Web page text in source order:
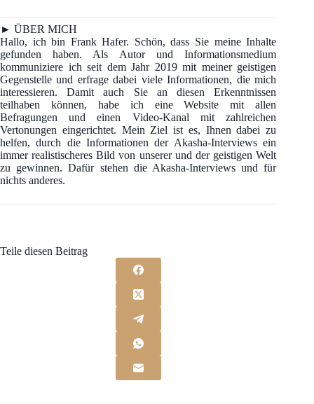
► ÜBER MICH
Hallo, ich bin Frank Hafer. Schön, dass Sie meine Inhalte
gefunden haben. Als Autor und Informationsmedium
kommuniziere ich seit dem Jahr 2019 mit meiner geistigen
Gegenstelle und erfrage dabei viele Informationen, die mich
interessieren. Damit auch Sie an diesen Erkenntnissen
teilhaben können, habe ich eine Website mit allen
Befragungen und einen Video-Kanal mit zahlreichen
Vertonungen eingerichtet. Mein Ziel ist es, Ihnen dabei zu
helfen, durch die Informationen der Akasha-Interviews ein
immer realistischeres Bild von unserer und der geistigen Welt
zu gewinnen. Dafür stehen die Akasha-Interviews und für
nichts anderes.
Teile diesen Beitrag